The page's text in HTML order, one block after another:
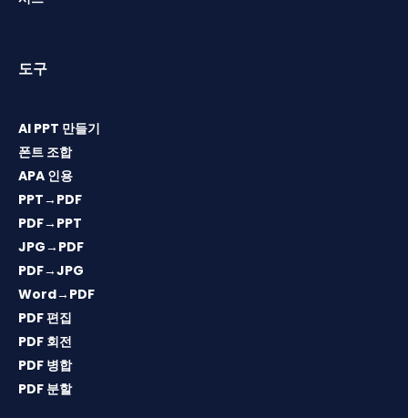
도구
AI PPT 만들기
폰트 조합
APA 인용
PPT→PDF
PDF→PPT
JPG→PDF
PDF→JPG
Word→PDF
PDF 편집
PDF 회전
PDF 병합
PDF 분할